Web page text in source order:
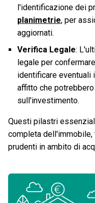
l'identificazione dei
planimetrie, per
aggiornati.
Verifica Legale:
legale per
identificare eventuali
affitto che
sull'investimento.
Questi pilastri
completa
prudenti in ambito di